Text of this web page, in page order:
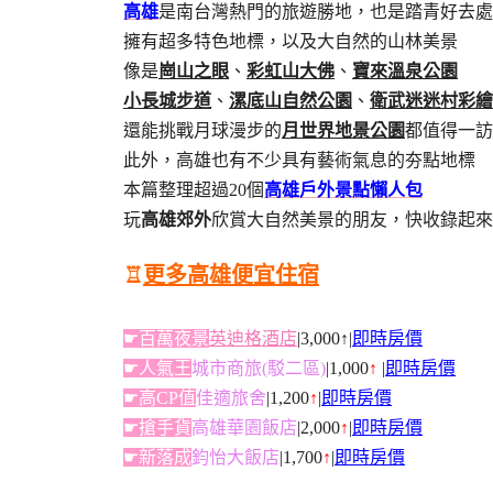
高雄是南台灣熱門的旅遊勝地，也是踏青好去處
擁有超多特色地標，以及大自然的山林美景
像是崗山之眼 、 彩虹山大佛 、 寶來溫泉公園
小長城步道 、 漯底山自然公園 、 衛武迷迷村彩繪
還能挑戰月球漫步的月世界地景公園都值得一訪
此外，高雄也有不少具有藝術氣息的夯點地標
本篇整理超過20個高雄戶外景點懶人包
玩高雄郊外欣賞大自然美景的朋友，快收錄起
♖更多高雄便宜住宿
☛百萬夜景英迪格酒店 |3,000↑| 即時房價
☛人氣王城市商旅(駁二區) |1,000↑ 即時房價
☛高CP值佳適旅舍 |1,200↑ 即時房價
☛搶手貨高雄華園飯店 |2,000↑ 即時房價
☛新落成鈞怡大飯店 |1,700↑ 即時房價